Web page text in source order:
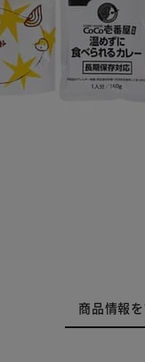
商品情報